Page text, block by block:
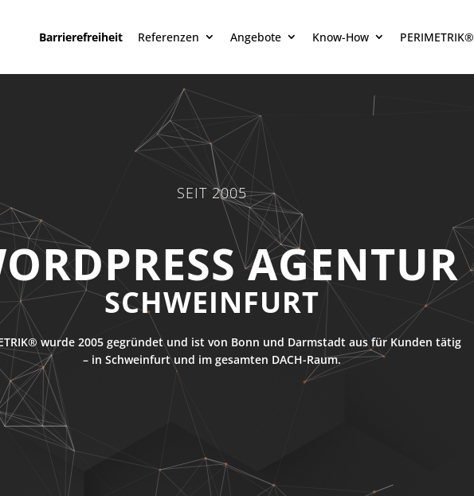
Barrierefreiheit Referenzen Angebote Know-How PERIMETRIK®
SEIT 2005
AGENTUR
SCHWEINFURT
wurde 2005 gegründet und ist von Bonn und Darmstadt aus für Kunden tätig
– in Schweinfurt und im gesamten DACH-Raum.